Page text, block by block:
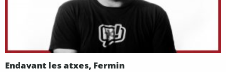
Endavant les atxes, Fermin